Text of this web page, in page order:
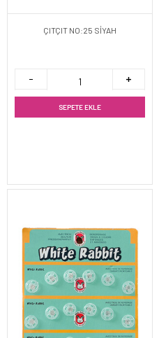
ÇITÇIT NO:25 SİYAH
SEPETE EKLE